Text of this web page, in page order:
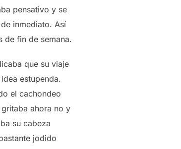
pensativo y se
inmediato. Así
de fin de semana.
que su viaje
estupenda.
el cachondeo
ahora no y
su cabeza
jodido